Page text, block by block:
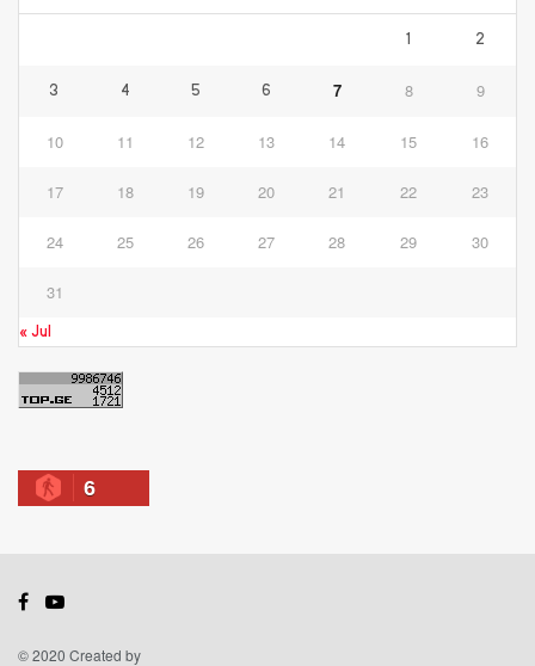
1 2
3 4 5 6 7 8 9
10 11 12 13 14 15 16
17 18 19 20 21 22 23
24 25 26 27 28 29 30
31
« Jul
6
© 2020 Created by